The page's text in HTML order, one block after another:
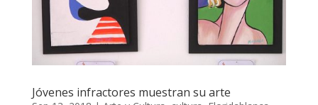
Jóvenes infractores muestran su arte